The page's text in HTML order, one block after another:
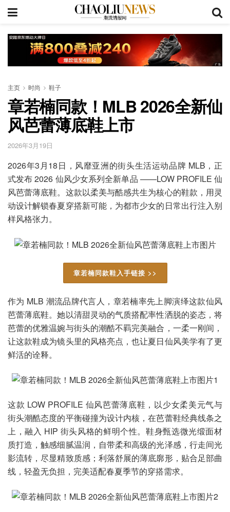
主页 时尚 鞋子
章若楠同款！MLB 2026全新仙
风芭蕾薄底鞋上市
2026年3月19日
2026年3月18日，风靡亚洲的街头生活运动品牌 MLB，正
式发布 2026 仙风少女系列全新单品 ——LOW PROFILE 仙
风芭蕾薄底鞋。这款以柔美与酷感共生为核心的鞋款，用灵
动设计解锁春夏穿搭新可能，为都市少女的日常出行注入别
样风格张力。
章若楠同款鞋入手链接 >>
作为 MLB 潮流品牌代言人，章若楠率先上脚演绎这款仙风
芭蕾薄底鞋。她以清甜灵动的气质搭配率性洒脱的姿态，将
芭蕾的优雅温婉与街头的潮酷不羁完美融合，一柔一刚间，
让这款鞋成为镜头里的风格亮点，也让夏日仙风美学有了更
鲜活的诠释。
这款 LOW PROFILE 仙风芭蕾薄底鞋，以少女柔美元气与
街头潮酷态度的平衡碰撞为设计内核，在芭蕾鞋经典线条之
上，融入 HIP 街头风格的鲜明个性。鞋身甄选微光缎面材
质打造，触感细腻温润，自带柔和高级的光泽感，行走间光
影流转，尽显精致质感；利落舒展的薄底廓形，贴合足部曲
线，轻盈无负担，完美适配春夏季节的穿搭需求。